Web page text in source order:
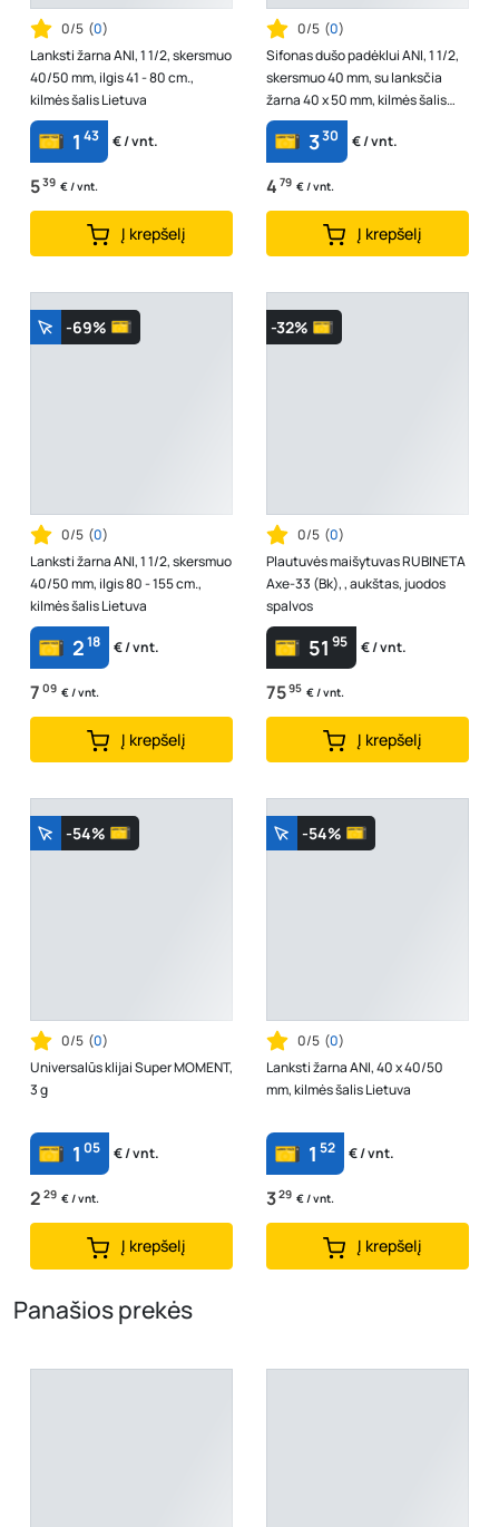
0/5 (0)
Lanksti žarna ANI, 1 1/2, skersmuo
40/50 mm, ilgis 41 - 80 cm.,
kilmės šalis Lietuva
1 43 € / vnt.
539 € / vnt.
Į krepšelį
0/5 (0)
Sifonas dušo padėklui ANI, 1 1/2,
skersmuo 40 mm, su lanksčia
žarna 40 x 50 mm, kilmės šalis
Lietuva
330 € / vnt.
4 79 € / vnt.
Į krepšelį
-69%
0/5 (0)
Lanksti žarna ANI, 1 1/2, skersmuo
40/50 mm, ilgis 80 - 155 cm.,
kilmės šalis Lietuva
218 € / vnt.
7 09 € / vnt.
Į krepšelį
-32%
0/5 (0)
Plautuvės maišytuvas RUBINETA
Axe-33 (Bk), , aukštas, juodos
spalvos
51 95 € / vnt.
7595 € / vnt.
Į krepšelį
-54%
0/5 (0)
Universalūs klijai Super MOMENT,
3 g
1 05 € / vnt.
2 29 € / vnt.
Į krepšelį
-54%
0/5 (0)
Lanksti žarna ANI, 40 x 40/50
mm, kilmės šalis Lietuva
1 52 € / vnt.
329 € / vnt.
Į krepšelį
Panašios prekės